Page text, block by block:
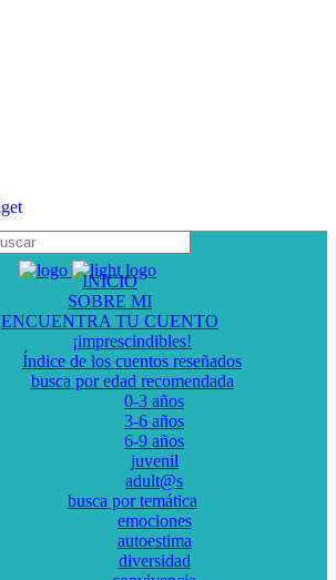
INICIO
SOBRE MI
ENCUENTRA TU CUENTO
¡imprescindibles!
Índice de los cuentos reseñados
busca por edad recomendada
0-3 años
3-6 años
6-9 años
juvenil
adult@s
busca por temática
emociones
autoestima
diversidad